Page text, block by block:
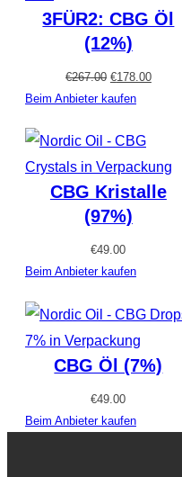
3FÜR2: CBG Öl
(12%)
€267.00 Ursprünglicher
Preis
€267.00
€178.00
Beim Anbieter kaufen
CBG Kristalle
(97%)
€49.00
Beim Anbieter kaufen
CBG Öl (7%)
€49.00
Beim Anbieter kaufen